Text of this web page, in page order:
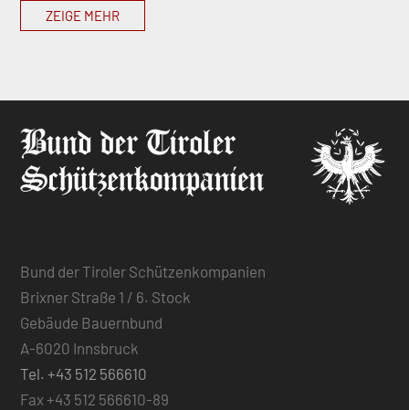
ZEIGE MEHR
Bund der Tiroler Schützenkompanien
Brixner Straße 1 / 6. Stock
Gebäude Bauernbund
A-6020 Innsbruck
Tel. +43 512 566610
Fax +43 512 566610-89